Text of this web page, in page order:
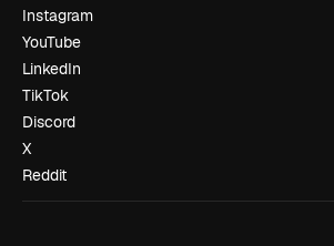
Instagram
YouTube
LinkedIn
TikTok
Discord
X
Reddit